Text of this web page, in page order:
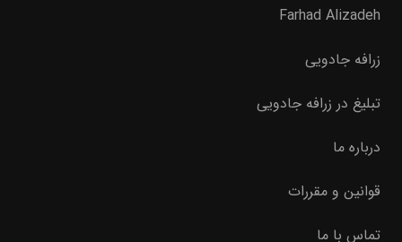
Farhad Alizadeh
زرافه جادویی
تبلیغ در زرافه جادویی
درباره ما
قوانین و مقررات
تماس با ما